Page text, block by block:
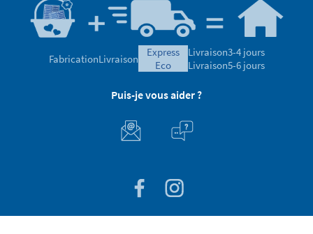
FabricationLivraison
express
eco
Livraison3-4 jours
Livraison5-6 jours
Puis-je vous aider ?